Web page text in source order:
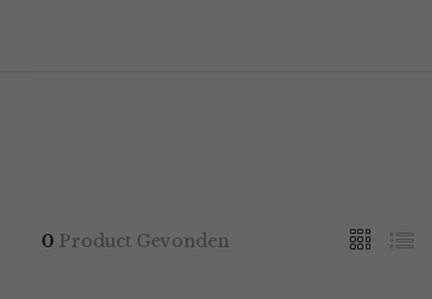
0 Product Gevonden